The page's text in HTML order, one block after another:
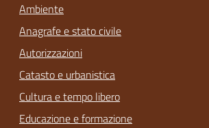
Ambiente
Anagrafe e stato civile
Autorizzazioni
Catasto e urbanistica
Cultura e tempo libero
Educazione e formazione